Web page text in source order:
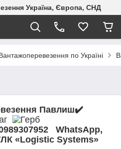
Україна, Європа, СНД
по Україні
Павлиш✔️
WhatsApp,
«Logistic Systems»